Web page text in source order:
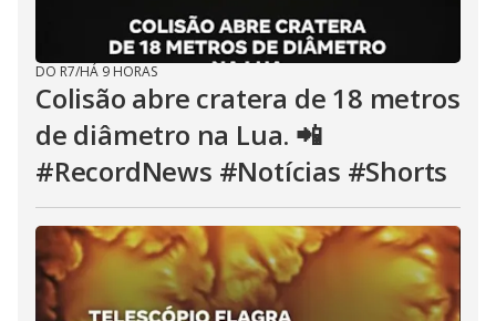
DO R7/HÁ 9 HORAS
Colisão abre cratera de 18 metros
de diâmetro na Lua. 📲
#RecordNews #Notícias #Shorts